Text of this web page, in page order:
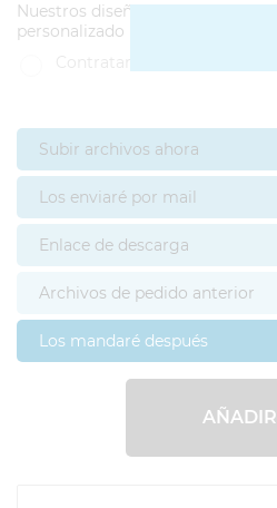
Nuestros diseñadores pueden
personalizado
Subir archivos ahora
Los enviaré por mail
Enlace de descarga
Archivos de pedido anterior
Los mandaré después